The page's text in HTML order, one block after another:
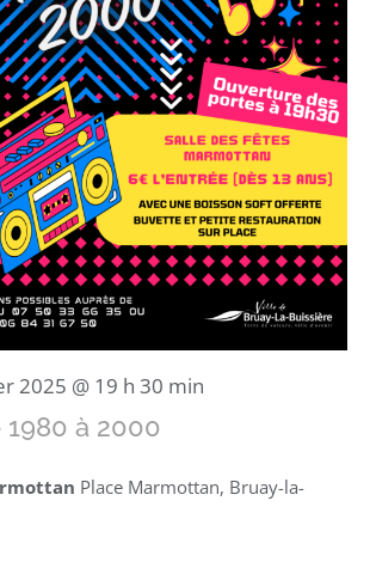
2025 @ 19 h 30 min
1980 à 2000
Place Marmottan, Bruay-la-